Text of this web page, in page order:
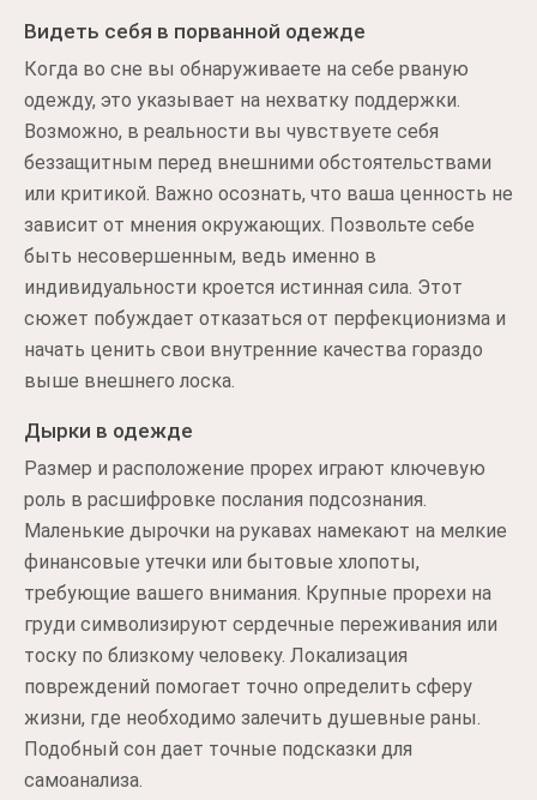
Видеть себя в порванной одежде
Когда во сне вы обнаруживаете на себе рваную
одежду, это указывает на нехватку поддержки.
Возможно, в реальности вы чувствуете себя
беззащитным перед внешними обстоятельствами
или критикой. Важно осознать, что ваша ценность не
зависит от мнения окружающих. Позвольте себе
быть несовершенным, ведь именно в
индивидуальности кроется истинная сила. Этот
сюжет побуждает отказаться от перфекционизма и
начать ценить свои внутренние качества гораздо
выше внешнего лоска.
Дырки в одежде
Размер и расположение прорех играют ключевую
роль в расшифровке послания подсознания.
Маленькие дырочки на рукавах намекают на мелкие
финансовые утечки или бытовые хлопоты,
требующие вашего внимания. Крупные прорехи на
груди символизируют сердечные переживания или
тоску по близкому человеку. Локализация
повреждений помогает точно определить сферу
жизни, где необходимо залечить душевные раны.
Подобный сон дает точные подсказки для
самоанализа.